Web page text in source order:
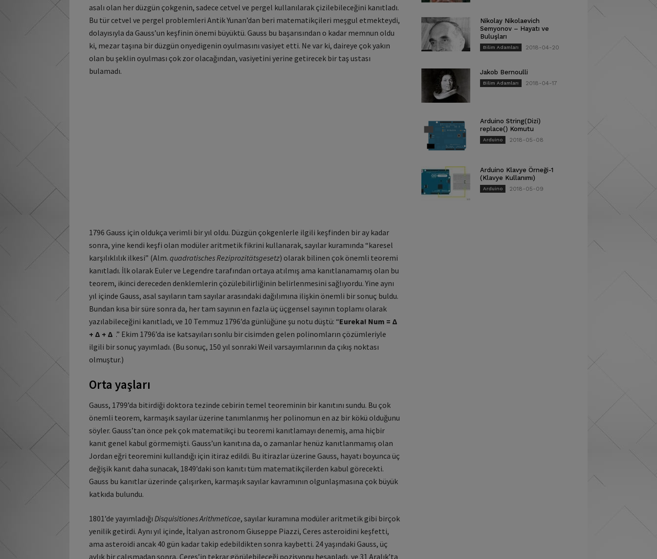
asalı olan her düzgün çokgenin, sadece cetvel ve pergel kullanılarak çizilebileceğini kanıtladı.
Bu tür cetvel ve pergel problemleri Antik Yunan’dan beri matematikçileri meşgul etmekteydi,
dolayısıyla da Gauss’un keşfinin önemi büyüktü. Gauss bu başarısından o kadar memnun oldu
ki, mezar taşına bir düzgün onyedigenin oyulmasını vasiyet etti. Ne var ki, daireye çok yakın
olan bu şeklin oyulması çok zor olacağından, vasiyetini yerine getirecek bir taş ustası
bulamadı.
1796 Gauss için oldukça verimli bir yıl oldu. Düzgün çokgenlerle ilgili keşfinden bir ay kadar
sonra, yine kendi keşfi olan modüler aritmetik fikrini kullanarak, sayılar kuramında “karesel
karşılıklılık ilkesi” (Alm. quadratisches Reziprozitätsgesetz) olarak bilinen çok önemli teoremi
kanıtladı. İlk olarak Euler ve Legendre tarafından ortaya atılmış ama kanıtlanamamış olan bu
teorem, ikinci dereceden denklemlerin çözülebilirliğinin belirlenmesini sağlıyordu. Yine aynı
yıl içinde Gauss, asal sayıların tam sayılar arasındaki dağılımına ilişkin önemli bir sonuç buldu.
Bundan kısa bir süre sonra da, her tam sayının en fazla üç üçgensel sayının toplamı olarak
yazılabileceğini kanıtladı, ve 10 Temmuz 1796’da günlüğüne şu notu düştü: “Eureka! Num = Δ
+ Δ + Δ .” Ekim 1796’da ise katsayıları sonlu bir cisimden gelen polinomların çözümleriyle
ilgili bir sonuç yayımladı. (Bu sonuç, 150 yıl sonraki Weil varsayımlarının da çıkış noktası
olmuştur.)
Orta yaşları
Gauss, 1799’da bitirdiği doktora tezinde cebirin temel teoreminin bir kanıtını sundu. Bu çok
önemli teorem, karmaşık sayılar üzerine tanımlanmış her polinomun en az bir kökü olduğunu
söyler. Gauss’tan önce pek çok matematikçi bu teoremi kanıtlamayı denemiş, ama hiçbir
kanıt genel kabul görmemişti. Gauss’un kanıtına da, o zamanlar henüz kanıtlanmamış olan
Jordan eğri teoremini kullandığı için itiraz edildi. Bu itirazlar üzerine Gauss, hayatı boyunca üç
değişik kanıt daha sunacak, 1849’daki son kanıtı tüm matematikçilerden kabul görecekti.
Gauss bu kanıtlar üzerinde çalışırken, karmaşık sayılar kavramının olgunlaşmasına çok büyük
katkıda bulundu.
1801’de yayımladığı Disquisitiones Arithmeticae, sayılar kuramına modüler aritmetik gibi birçok
yenilik getirdi. Aynı yıl içinde, İtalyan astronom Giuseppe Piazzi, Ceres asteroidini keşfetti,
ama asteroidi ancak 40 gün kadar takip edebildikten sonra kaybetti. 24 yaşındaki Gauss, üç
aylık bir çalışmadan sonra, Ceres’in tekrar görülebileceği pozisyonu hesapladı, ve 31 Aralık’ta
Nikolay Nikolaevich
Semyonov – Hayatı ve
Buluşları
Bilim Adamları 2018-04-20
Jakob Bernoulli
Bilim Adamları 2018-04-17
Arduino String(Dizi)
replace() Komutu
Arduino 2018-05-08
Arduino Klavye Örneği-1
(Klavye Kullanımı)
Arduino 2018-05-09